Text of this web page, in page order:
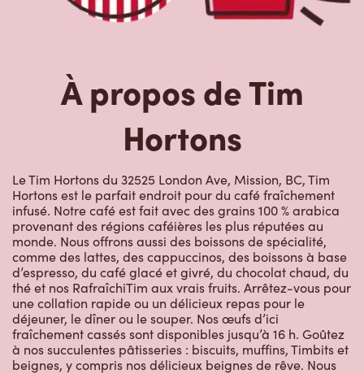
À propos de Tim
Le Tim Hortons du 32525 London Ave, Mission, BC, Tim
Hortons est le parfait endroit pour du café fraîchement
infusé. Notre café est fait avec des grains 100 % arabica
monde. Nous offrons aussi des boissons de spécialité,
comme des lattes, des cappuccinos, des boissons à base
d’espresso, du café glacé et givré, du chocolat chaud, du
thé et nos RafraîchiTim aux vrais fruits. Arrêtez-vous pour
une collation rapide ou un délicieux repas pour le
déjeuner, le dîner ou le souper. Nos œufs d’ici
fraîchement cassés sont disponibles jusqu’à 16 h. Goûtez
à nos succulentes pâtisseries : biscuits, muffins, Timbits et
beignes, y compris nos délicieux beignes de rêve. Nous
offrons aussi une variété de soupes, dont notre soupe
poulet et nouilles et notre crème de brocoli, et un chili, qui
se marie parfaitement avec nos quartiers de pommes de
terre d’ici.